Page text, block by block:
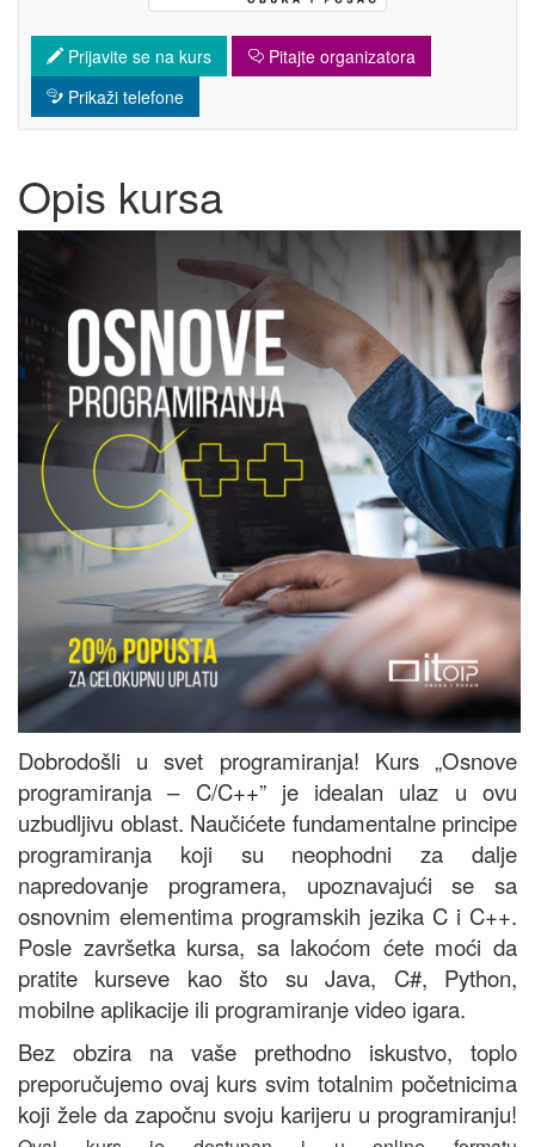
Prijavite se na kurs
Pitajte organizatora
Prikaži telefone
Opis kursa
Dobrodošli u svet programiranja! Kurs „Osnove
programiranja – C/C++” je idealan ulaz u ovu
uzbudljivu oblast. Naučićete fundamentalne principe
programiranja koji su neophodni za dalje
napredovanje programera, upoznavajući se sa
osnovnim elementima programskih jezika C i C++.
Posle završetka kursa, sa lakoćom ćete moći da
pratite kurseve kao što su Java, C#, Python,
mobilne aplikacije ili programiranje video igara.
Bez obzira na vaše prethodno iskustvo, toplo
preporučujemo ovaj kurs svim totalnim početnicima
koji žele da započnu svoju karijeru u programiranju!